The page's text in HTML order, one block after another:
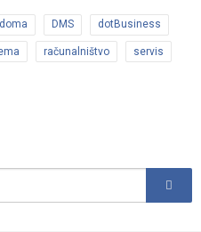
DMS dotBusiness
računalništvo servis